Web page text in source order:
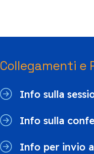
Collegamenti e
Info sulla
Info sulla
Info per invio